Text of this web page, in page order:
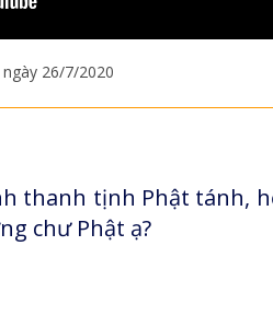
26/7/2020
thanh tịnh Phật tánh,
chư Phật ạ?